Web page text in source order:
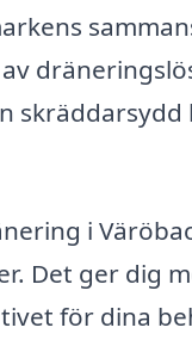
i
Det ger dig
för dina